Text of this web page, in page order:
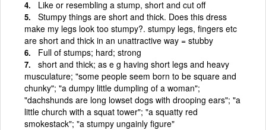
Like or resembling a stump, short and cut off
Stumpy things are short and thick. Does this dress
make my legs look too stumpy?. stumpy legs, fingers etc
are short and thick in an unattractive way = stubby
Full of stumps; hard; strong
short and thick; as e g having short legs and heavy
musculature; "some people seem born to be square and
chunky"; "a dumpy little dumpling of a woman";
"dachshunds are long lowset dogs with drooping ears"; "a
little church with a squat tower"; "a squatty red
smokestack"; "a stumpy ungainly figure"